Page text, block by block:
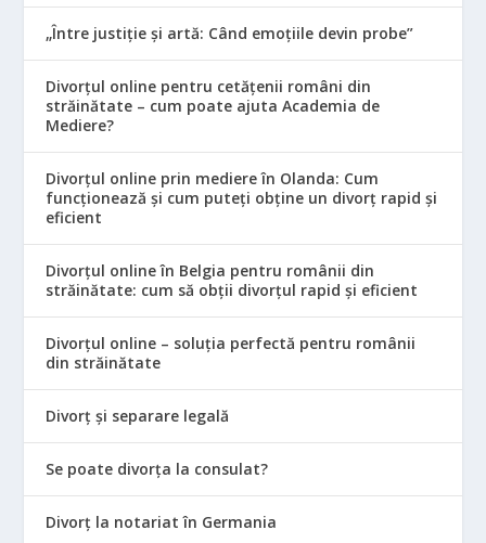
„Între justiție și artă: Când emoțiile devin probe”
Divorțul online pentru cetățenii români din
străinătate – cum poate ajuta Academia de
Mediere?
Divorțul online prin mediere în Olanda: Cum
funcționează și cum puteți obține un divorț rapid și
eficient
Divorțul online în Belgia pentru românii din
străinătate: cum să obții divorțul rapid și eficient
Divorțul online – soluția perfectă pentru românii
din străinătate
Divorț și separare legală
Se poate divorța la consulat?
Divorț la notariat în Germania